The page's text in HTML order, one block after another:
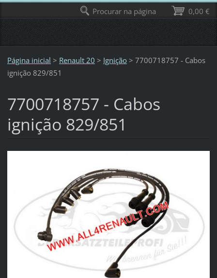
Página inicial > Renault 20 > Ignição > 7700718757 - Cabos
ignição 829/851
7700718757 - Cabos
ignição 829/851
0,00 €
Procurar na página